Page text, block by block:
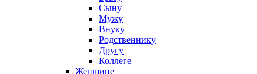
Сыну
Мужу
Внуку
Родственнику
Другу
Коллеге
Женщине